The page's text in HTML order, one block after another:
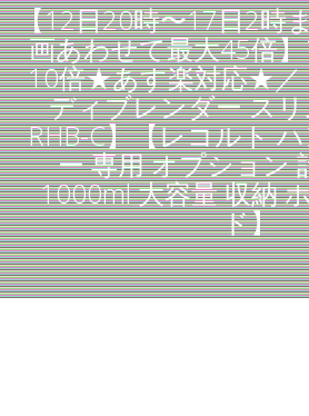
【12日20時〜17日2時
画あわせて最大45倍
10倍★あす楽対応★／
ディブレンダー ス
RHB-C】【レコルト
ー 専用 オプション
1000ml 大容量 収納
ド】